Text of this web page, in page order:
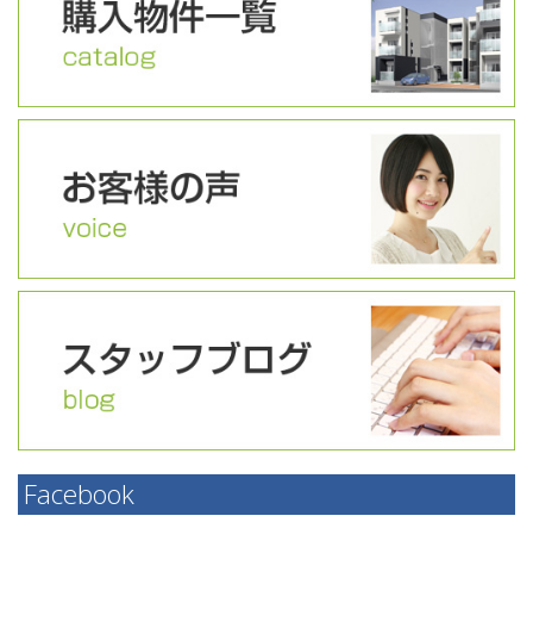
Facebook